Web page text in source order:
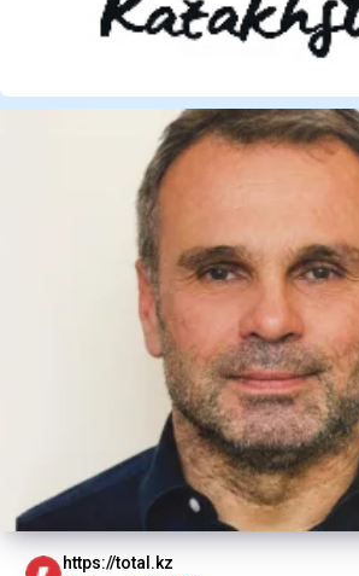
https://total.kz